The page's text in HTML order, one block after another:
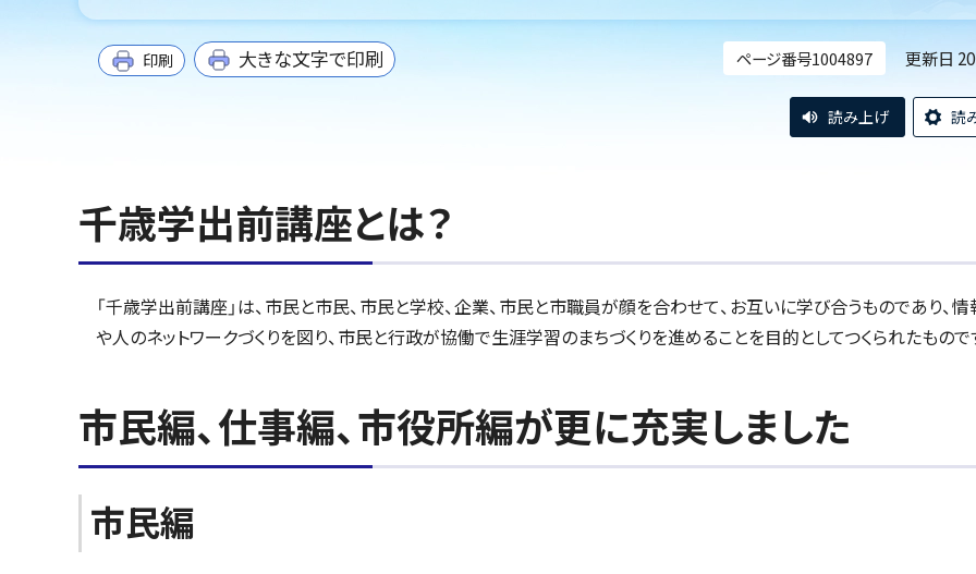
ページ番号1004897 更新日
印刷 大きな文字で印刷
読み上げ 読
千歳学出前講座とは？
「千歳学出前講座」は、市民と市民、市民と学校、企業、市民と市職員が顔を合わせて、お互いに学び合うものであり、
や人のネットワークづくりを図り、市民と行政が協働で生涯学習のまちづくりを進めることを目的としてつくられたもので
市民編、仕事編、市役所編が更に充実しました
市民編